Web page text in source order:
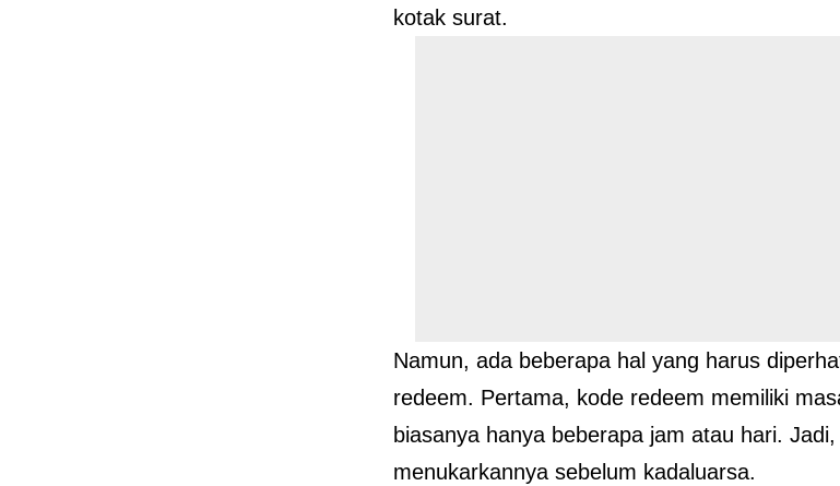
kotak surat.
Namun, ada beberapa hal yang harus
redeem. Pertama, kode redeem memiliki
biasanya hanya beberapa jam atau hari.
menukarkannya sebelum kadaluarsa.